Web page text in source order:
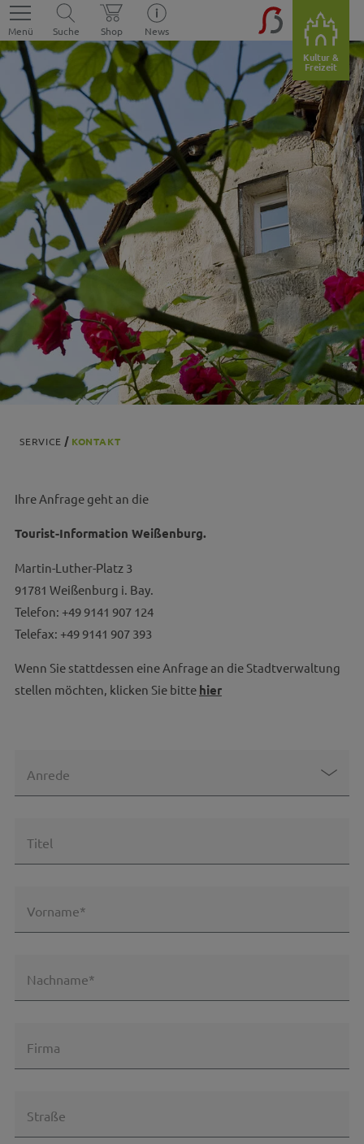
Menü Suche Shop
News
Kultur &
Freizeit
SERVICE KONTAKT
Ihre Anfrage geht an die
Tourist-Information Weißenburg.
Martin-Luther-Platz 3
91781 Weißenburg i. Bay.
Telefon: +49 9141 907 124
Telefax: +49 9141 907 393
Wenn Sie stattdessen eine Anfrage an die Stadtverwaltung
stellen möchten, klicken Sie bitte hier
Anrede
Titel
Vorname*
Nachname*
Firma
Straße